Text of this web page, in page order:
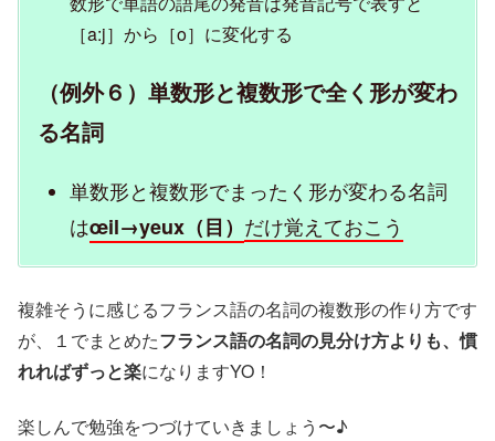
［a:j］から［o］に変化する
（例外６）単数形と複数形で全く形が変わ
る名詞
単数形と複数形でまったく形が変わる名詞
はœil→yeux（目） だけ覚えておこう
複雑そうに感じるフランス語の名詞の複数形の作り方です
が、１でまとめたフランス語の名詞の見分け方よりも、慣
れればずっと楽になりますYO！
楽しんで勉強をつづけていきましょう〜♪